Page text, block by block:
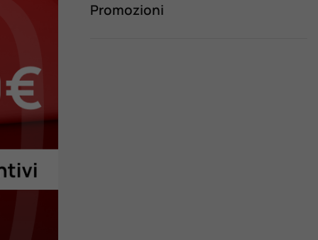
Promozioni